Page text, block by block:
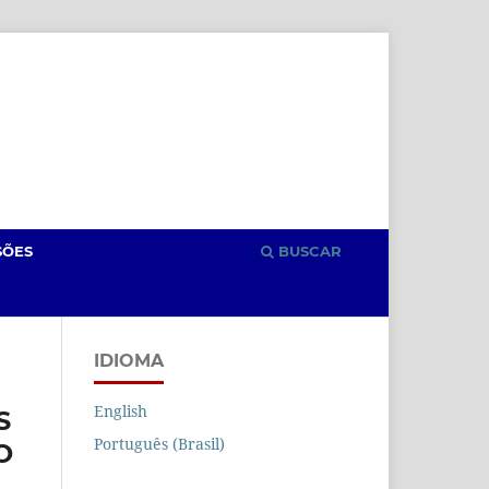
BUSCAR
IDIOMA
English
Português (Brasil)